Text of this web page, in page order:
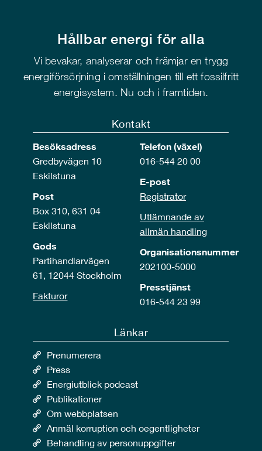
Hållbar energi för alla
Vi bevakar, analyserar och främjar en trygg
energiförsörjning i omställningen till ett fossilfritt
energisystem. Nu och i framtiden.
Kontakt
Besöksadress
Gredbyvägen 10
Eskilstuna
Post
Box 310, 631 04
Eskilstuna
Gods
Partihandlarvägen
61, 12044 Stockholm
Fakturor
Telefon (växel)
016-544 20 00
E-post
Registrator
Utlämnande av
allmän handling
Organisationsnummer
202100-5000
Presstjänst
016-544 23 99
Länkar
Prenumerera
Press
Energiutblick podcast
Publikationer
Om webbplatsen
Anmäl korruption och oegentligheter
Behandling av personuppgifter